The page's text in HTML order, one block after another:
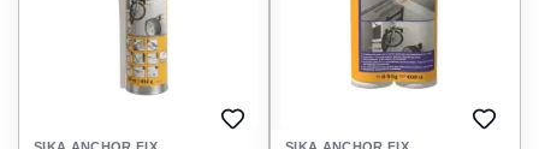
AGREGAR
SIKA ANCHOR FIX SIKA ANCHOR FIX